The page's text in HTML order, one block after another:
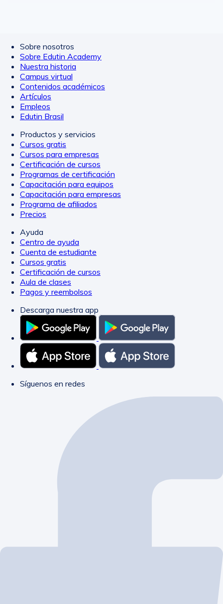
Sobre nosotros
Sobre Edutin Academy
Nuestra historia
Campus virtual
Contenidos académicos
Artículos
Empleos
Edutin Brasil
Productos y servicios
Cursos gratis
Cursos para empresas
Certificación de cursos
Programas de certificación
Capacitación para equipos
Capacitación para empresas
Programa de afiliados
Precios
Ayuda
Centro de ayuda
Cuenta de estudiante
Cursos gratis
Certificación de cursos
Aula de clases
Pagos y reembolsos
Descarga nuestra app
Síguenos en redes